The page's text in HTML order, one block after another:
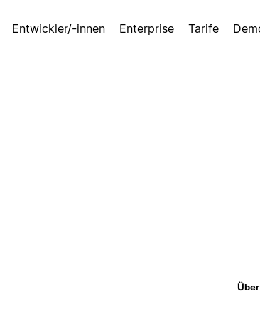
Entwickler/-innen Enterprise Tarife